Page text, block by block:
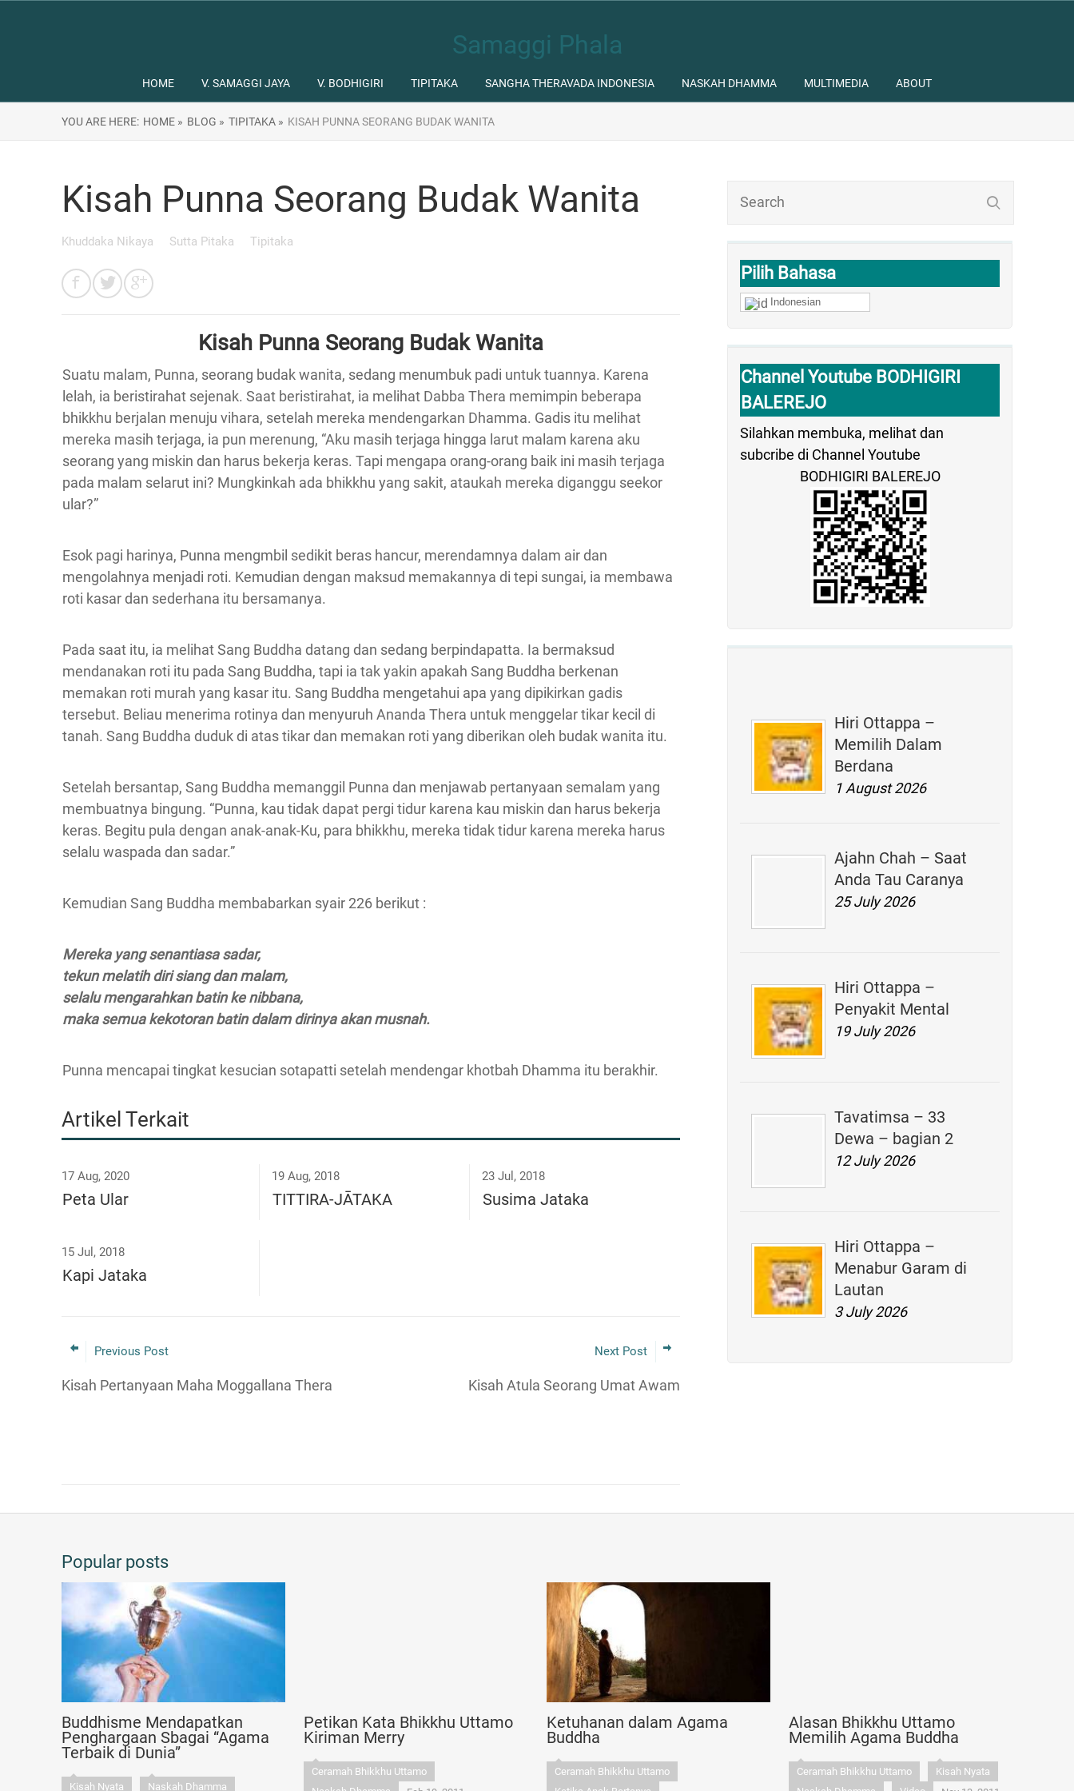
Samaggi Phala
HOME V. SAMAGGI JAYA V. BODHIGIRI TIPITAKA SANGHA THERAVADA INDONESIA NASKAH DHAMMA MULTIMEDIA ABOUT
YOU ARE HERE: HOME » BLOG » TIPITAKA » KISAH PUNNA SEORANG BUDAK WANITA
Pilih Bahasa
Indonesian
Channel Youtube BODHIGIRI
BALEREJO
Silahkan membuka, melihat dan
subcribe di Channel Youtube
BODHIGIRI BALEREJO
Hiri Ottappa –
Memilih Dalam
Berdana
1 August 2026
Ajahn Chah – Saat
Anda Tau Caranya
25 July 2026
Hiri Ottappa –
Penyakit Mental
19 July 2026
Tavatimsa – 33
Dewa – bagian 2
12 July 2026
Hiri Ottappa –
Menabur Garam di
Lautan
3 July 2026
Kisah Punna Seorang Budak Wanita
Khuddaka Nikaya Sutta Pitaka Tipitaka
Kisah Punna Seorang Budak Wanita
Suatu malam, Punna, seorang budak wanita, sedang menumbuk padi untuk tuannya. Karena
lelah, ia beristirahat sejenak. Saat beristirahat, ia melihat Dabba Thera memimpin beberapa
bhikkhu berjalan menuju vihara, setelah mereka mendengarkan Dhamma. Gadis itu melihat
mereka masih terjaga, ia pun merenung, “Aku masih terjaga hingga larut malam karena aku
seorang yang miskin dan harus bekerja keras. Tapi mengapa orang-orang baik ini masih terjaga
pada malam selarut ini? Mungkinkah ada bhikkhu yang sakit, ataukah mereka diganggu seekor
ular?”
Esok pagi harinya, Punna mengmbil sedikit beras hancur, merendamnya dalam air dan
mengolahnya menjadi roti. Kemudian dengan maksud memakannya di tepi sungai, ia membawa
roti kasar dan sederhana itu bersamanya.
Pada saat itu, ia melihat Sang Buddha datang dan sedang berpindapatta. Ia bermaksud
mendanakan roti itu pada Sang Buddha, tapi ia tak yakin apakah Sang Buddha berkenan
memakan roti murah yang kasar itu. Sang Buddha mengetahui apa yang dipikirkan gadis
tersebut. Beliau menerima rotinya dan menyuruh Ananda Thera untuk menggelar tikar kecil di
tanah. Sang Buddha duduk di atas tikar dan memakan roti yang diberikan oleh budak wanita itu.
Setelah bersantap, Sang Buddha memanggil Punna dan menjawab pertanyaan semalam yang
membuatnya bingung. “Punna, kau tidak dapat pergi tidur karena kau miskin dan harus bekerja
keras. Begitu pula dengan anak-anak-Ku, para bhikkhu, mereka tidak tidur karena mereka harus
selalu waspada dan sadar.”
Kemudian Sang Buddha membabarkan syair 226 berikut :
Mereka yang senantiasa sadar,
tekun melatih diri siang dan malam,
selalu mengarahkan batin ke nibbana,
maka semua kekotoran batin dalam dirinya akan musnah.
Punna mencapai tingkat kesucian sotapatti setelah mendengar khotbah Dhamma itu berakhir.
Artikel Terkait
17 Aug, 2020
Peta Ular
19 Aug, 2018
TITTIRA-JĀTAKA
23 Jul, 2018
Susima Jataka
15 Jul, 2018
Kapi Jataka
Previous Post
Kisah Pertanyaan Maha Moggallana Thera
Next Post
Kisah Atula Seorang Umat Awam
Popular posts
Buddhisme Mendapatkan
Penghargaan Sbagai “Agama
Terbaik di Dunia”
Kisah Nyata Naskah Dhamma
Petikan Kata Bhikkhu Uttamo
Kiriman Merry
Ceramah Bhikkhu Uttamo
Ketuhanan dalam Agama
Buddha
Ceramah Bhikkhu Uttamo
Alasan Bhikkhu Uttamo
Memilih Agama Buddha
Ceramah Bhikkhu Uttamo
Kisah Nyata